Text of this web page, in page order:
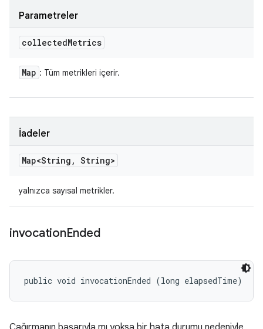
Parametreler
collectedMetrics
Map : Tüm metrikleri içerir.
İadeler
Map<String , String>
yalnızca sayısal metrikler.
invocationEnded
public void invocationEnded (long elapsedTime)